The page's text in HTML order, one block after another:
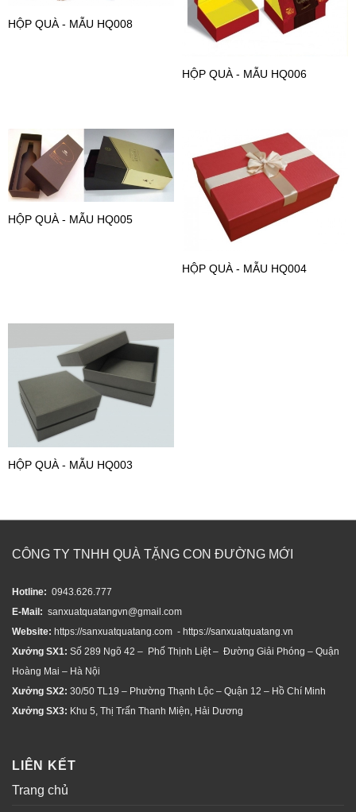
HỘP QUÀ - MẪU HQ008
HỘP QUÀ - MẪU HQ006
HỘP QUÀ - MẪU HQ005
HỘP QUÀ - MẪU HQ004
HỘP QUÀ - MẪU HQ003
CÔNG TY TNHH QUÀ TẶNG CON ĐƯỜNG MỚI
Hotline: 0943.626.777
E-Mail: sanxuatquatangvn@gmail.com
Website: https://sanxuatquatang.com - https://sanxuatquatang.vn
Xưởng SX1: Số 289 Ngõ 42 – Phố Thịnh Liệt – Đường Giải Phóng – Quận
Hoàng Mai – Hà Nội
Xưởng SX2: 30/50 TL19 – Phường Thạnh Lộc – Quận 12 – Hồ Chí Minh
Xưởng SX3: Khu 5, Thị Trấn Thanh Miện, Hải Dương
LIÊN KẾT
Trang chủ